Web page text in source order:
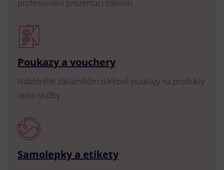
profesionální prezentaci tiskovin.
Poukazy a vouchery
Nabídněte zákazníkům dárkové poukazy na produkty
nebo služby.
Samolepky a etikety